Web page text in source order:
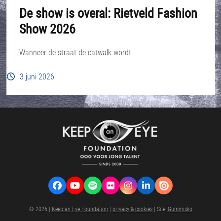
De show is overal: Rietveld Fashion
Show 2026
Wanneer de straat de catwalk wordt
3 juni 2026
FacebookYouTubeSpotifyFlickrInstagram
LinkedIn
VK
© 2026 | Keep an Eye Foundation | privacy & cookies| Site: Gummisko